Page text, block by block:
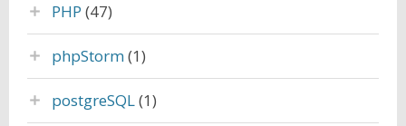
PHP (47)
phpStorm(1)
postgreSQL(1)